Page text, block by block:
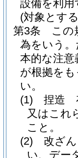
設備を利
(対象とす
第3条
この
為をいう。
本的な注
が根拠を
い。
(1)
捏造
又はこれ
こと。
(2)
改ざ
い、デー